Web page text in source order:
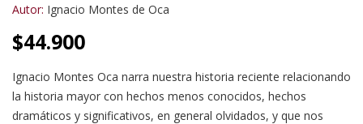
Autor: Ignacio Montes de Oca
$44.900
Ignacio Montes Oca narra nuestra historia reciente relacionando
la historia mayor con hechos menos conocidos, hechos
dramáticos y significativos, en general olvidados, y que nos